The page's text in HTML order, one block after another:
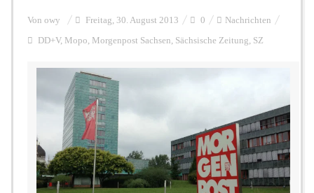
Personalien
Hintergrund
FUNKTURM-Beiträge
Podcast
Von owy Freitag, 30. August 2013 0 Nachrichten
DD+V, Mopo, Morgenpost Sachsen, Sächsische Zeitung, SZ